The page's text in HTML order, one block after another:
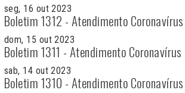
seg, 16 out 2023
Boletim 1312 - Atendimento Coronavírus
dom, 15 out 2023
Boletim 1311 - Atendimento Coronavírus
sab, 14 out 2023
Boletim 1310 - Atendimento Coronavírus